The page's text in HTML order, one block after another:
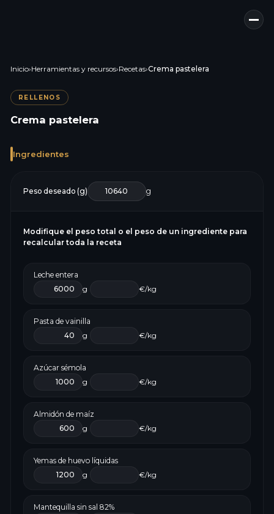
Inicio›Herramientas y recursos›Recetas›Crema pastelera
RELLENOS
Crema pastelera
Ingredientes
Peso deseado (g) g
Modifique el peso total o el peso de un ingrediente para
recalcular toda la receta
Leche entera
g
€/kg
Pasta de vainilla
g
€/kg
Azúcar sémola
g
€/kg
Almidón de maíz
g
€/kg
Yemas de huevo líquidas
g
€/kg
Mantequilla sin sal 82%